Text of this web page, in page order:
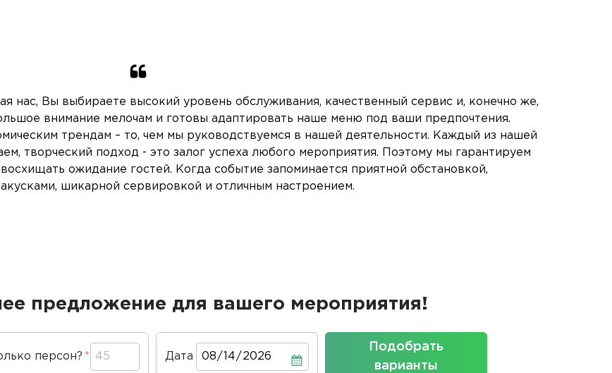
нас, Вы выбираете высокий уровень обслуживания, качественный сервис и, конечно же,
внимание мелочам и готовы адаптировать наше меню под ваши предпочтения.
трендам – то, чем мы руководствуемся в нашей деятельности. Каждый из нашей
творческий подход - это залог успеха любого мероприятия. Поэтому мы гарантируем
ожидание гостей. Когда событие запоминается приятной обстановкой,
шикарной сервировкой и отличным настроением.
предложение для вашего мероприятия!
персон? Дата Дата
Подобрать
варианты